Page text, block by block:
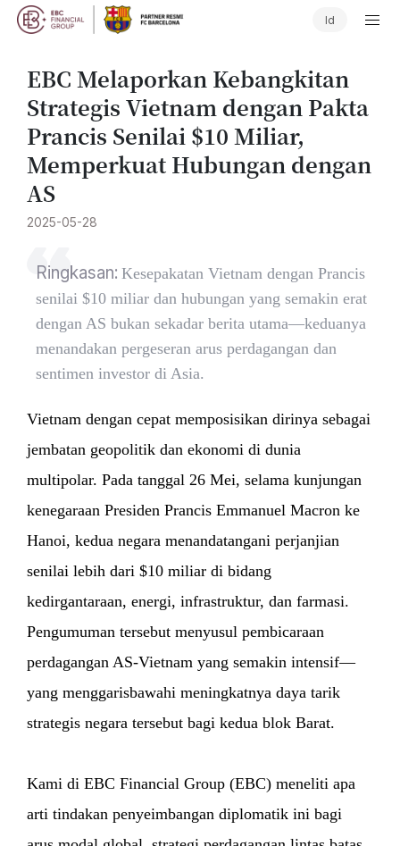
Id
​EBC Melaporkan Kebangkitan
Strategis Vietnam dengan Pakta
Prancis Senilai $10 Miliar,
Memperkuat Hubungan dengan
AS
2025-05-28
Ringkasan: Kesepakatan Vietnam dengan Prancis
senilai $10 miliar dan hubungan yang semakin erat
dengan AS bukan sekadar berita utama—keduanya
menandakan pergeseran arus perdagangan dan
sentimen investor di Asia.
Vietnam dengan cepat memposisikan dirinya sebagai
jembatan geopolitik dan ekonomi di dunia
multipolar. Pada tanggal 26 Mei, selama kunjungan
kenegaraan Presiden Prancis Emmanuel Macron ke
Hanoi, kedua negara menandatangani perjanjian
senilai lebih dari $10 miliar di bidang
kedirgantaraan, energi, infrastruktur, dan farmasi.
Pengumuman tersebut menyusul pembicaraan
perdagangan AS-Vietnam yang semakin intensif—
yang menggarisbawahi meningkatnya daya tarik
strategis negara tersebut bagi kedua blok Barat.
Kami di EBC Financial Group (EBC) meneliti apa
arti tindakan penyeimbangan diplomatik ini bagi